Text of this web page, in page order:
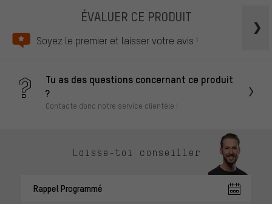
ÉVALUER CE PRODUIT
Soyez le premier et laisser votre avis !
Tu as des questions concernant ce produit
?
Contacte donc notre service clientèle !
Laisse-toi conseiller
Rappel Programmé